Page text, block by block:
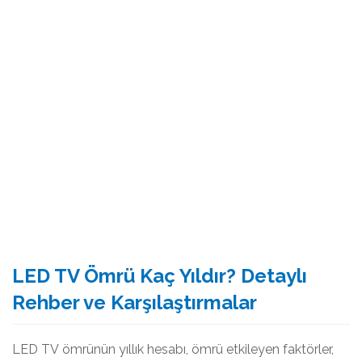
LED TV Ömrü Kaç Yıldır? Detaylı
Rehber ve Karşılaştırmalar
LED TV ömrünün yıllık hesabı, ömrü etkileyen faktörler,